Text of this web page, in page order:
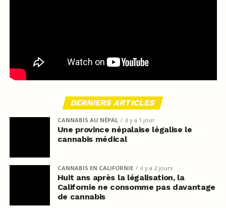
DERNIERS ARTICLES
CANNABIS AU NÉPAL il y a 1 jour
Une province népalaise légalise le
cannabis médical
CANNABIS EN CALIFORNIE il y a 2 jours
Huit ans après la légalisation, la
Californie ne consomme pas davantage
de cannabis